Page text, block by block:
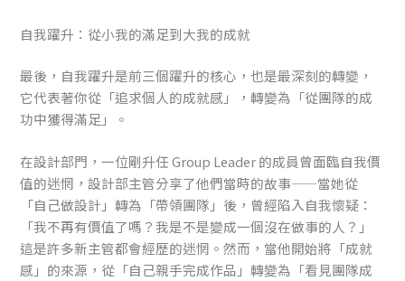
自我躍升：從小我的滿足到大我的成就
最後，自我躍升是前三個躍升的核心，也是最深刻的轉變，
它代表著你從「追求個人的成就感」，轉變為「從團隊的成
功中獲得滿足」。
在設計部門，一位剛升任 Group Leader 的成員曾面臨自我價
值的迷惘，設計部主管分享了他們當時的故事——當她從
「自己做設計」轉為「帶領團隊」後，曾經陷入自我懷疑：
「我不再有價值了嗎？我是不是變成一個沒在做事的人？」
這是許多新主管都會經歷的迷惘。然而，當他開始將「成就
感」的來源，從「自己親手完成作品」轉變為「看見團隊成